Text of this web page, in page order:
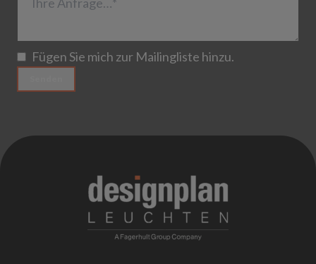
Fügen Sie mich zur Mailingliste hinzu.